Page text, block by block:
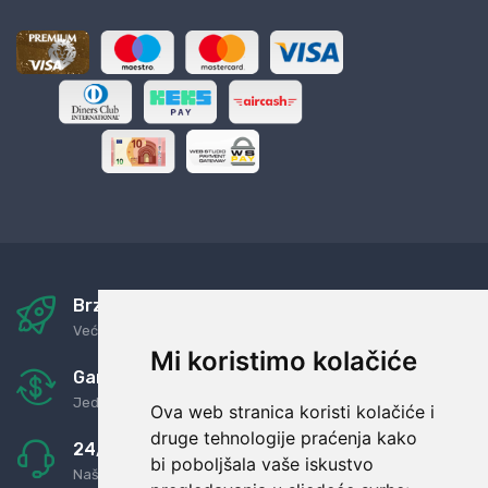
Mi koristimo kolačiće
Ova web stranica koristi kolačiće i
druge tehnologije praćenja kako
bi poboljšala vaše iskustvo
Brza i sigurna dostava
Već za nekoliko dana kod vas
Garancija u povrat novaca
Jednostavno pravilo: Roba za novac
24/7 odlična podrška
Naši agenti uvijek na raspolaganju